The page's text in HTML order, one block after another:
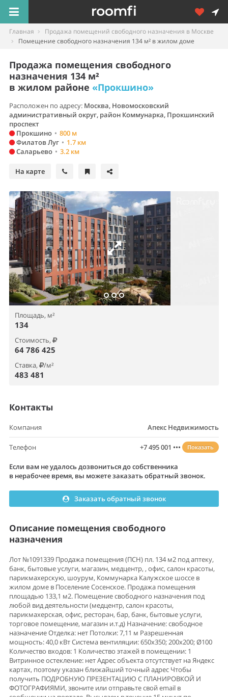
Главная
Продажа помещений свободного назначения в Москве
Помещение свободного назначения 134 м² в жилом доме
Продажа помещения свободного
назначения 134 м²
в жилом районе «Прокшино»
Расположен по адресу: Москва, Новомосковский
административный округ, район Коммунарка, Прокшинский
проспект
Прокшино • 800 м
Филатов Луг • 1.7 км
Саларьево • 3.2 км
На карте
Площадь, м²
134
Стоимость,
64 786 425
Ставка, /м²
483 481
Контакты
Компания Апекс Недвижимость
Телефон +7 495 001 ••• Показать
Если вам не удалось дозвониться до собственника
в нерабочее время, вы можете заказать обратный звонок.
Заказать обратный звонок
Описание помещения свободного
назначения
Лот №1091339 Продажа помещения (ПСН) пл. 134 м2 под аптеку,
банк, бытовые услуги, магазин, медцентр, , офис, салон красоты,
парикмахерскую, шоурум, Коммунарка Калужское шоссе в
жилом доме в Поселение Сосенское. Продажа помещения
площадью 133,1 м2. Помещение свободного назначения под
любой вид деятельности (медцентр, салон красоты,
парикмахерская, офис, ресторан, бар, банк, бытовые услуги,
торговое помещение, магазин и.т.д) Назначение: свободное
назначение Отделка: нет Потолки: 7,11 м Разрешенная
мощность: 40,0 кВт Система вентиляции: 650х350; 200х200; Ø100
Количество входов: 1 Количество этажей в помещении: 1
Витринное остекление: нет Адрес объекта отсутствует на Яндекс
картах, поэтому указан ближайший точный адрес Чтобы
получить ПОДРОБНУЮ ПРЕЗЕНТАЦИЮ С ПЛАНИРОВКОЙ И
ФОТОГРАФИЯМИ, звоните или отправьте свой email в